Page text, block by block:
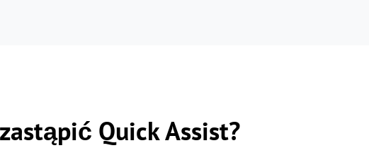
Quick Assist?